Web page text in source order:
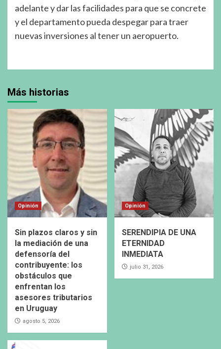
adelante y dar las facilidades para que se concrete
y el departamento pueda despegar para traer
nuevas inversiones al tener un aeropuerto.
Más historias
Opinión
Sin plazos claros y sin
la mediación de una
defensoría del
contribuyente: los
obstáculos que
enfrentan los
asesores tributarios
en Uruguay
agosto 5, 2026
Opinión
SERENDIPIA DE UNA
ETERNIDAD
INMEDIATA
julio 31, 2026